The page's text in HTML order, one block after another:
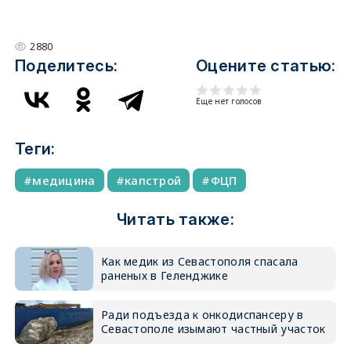
2880
Поделитесь: Оцените статью:
Еще нет голосов
Теги:
медицина капстрой ФЦП
Читать также:
Как медик из Севастополя спасала
раненых в Геленджике
Ради подъезда к онкодиспансеру в
Севастополе изымают частный участок